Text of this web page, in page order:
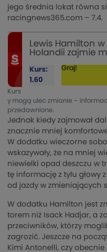
jego średnia lokat równa
racingnews365.com – 7.4.
Lewis Hamilton
Holandii zajmie
Kurs:
1.60
Graj!
Kurs
y mogą ulec zmianie –
przedawnione.
Jednak kiedy zajmował
znacznie mniej
W dodatku wieczorne
wskazywały, że na mniej
niewielki opad deszczu w
tę informację z tyłu głowy
od jazdy w zmieniających
W dodatku Hamilton jest
torem niż Isack Hadjar, a
przeciwników, którzy
zagrozić. Jeszcze na
Kimi Antonelli, czy